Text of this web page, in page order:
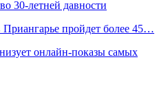
30-летней давности
пройдет более 45…
онлайн-показы самых